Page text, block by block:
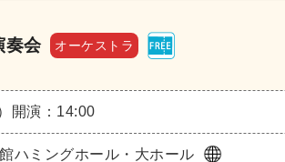
奏会 オーケストラ
開演：14:00
ハミングホール・大ホール